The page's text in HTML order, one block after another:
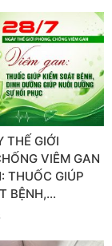
THẾ GIỚI
VIÊM GAN
THUỐC GIÚP
BỆNH,…